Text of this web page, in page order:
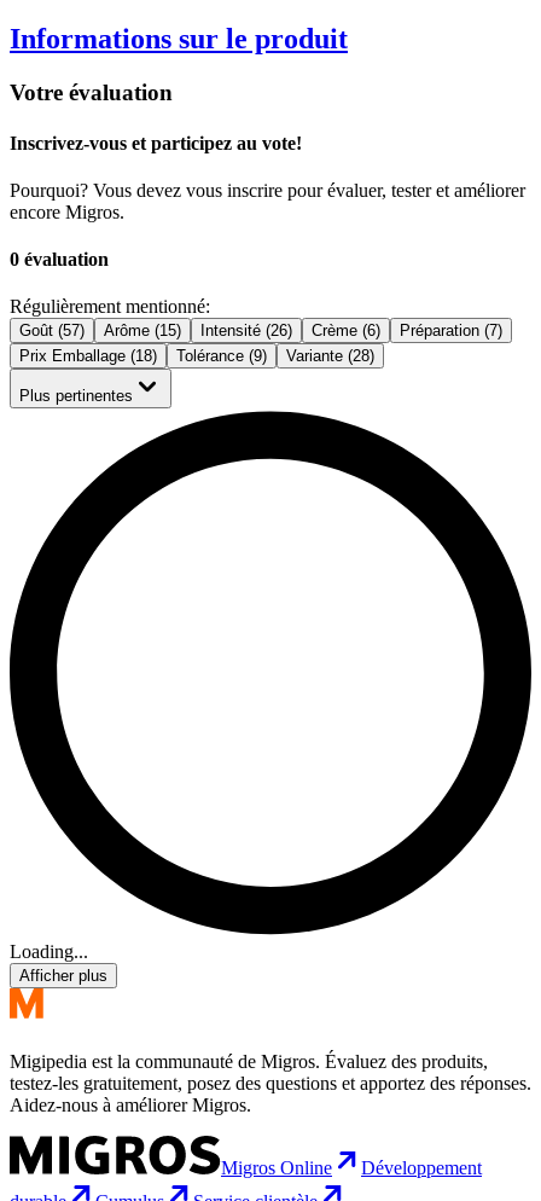
Informations sur le produit
Votre évaluation
Inscrivez-vous et participez au vote!
Pourquoi? Vous devez vous inscrire pour évaluer, tester et améliorer
encore Migros.
0 évaluation
Régulièrement mentionné:
Goût (57) Arôme (15) Intensité (26) Crème (6)
Préparation (7)
Prix Emballage (18)
Tolérance (9) Variante (28)
Plus pertinentes
Loading...
Afficher plus
Migipedia est la communauté de Migros. Évaluez des produits,
testez-les gratuitement, posez des questions et apportez des réponses.
Aidez-nous à améliorer Migros.
Migros Online
Développement